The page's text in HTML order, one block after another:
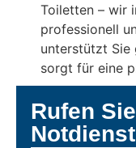
Toiletten – wir
professionell
unterstützt Sie
sorgt für eine
Rufen